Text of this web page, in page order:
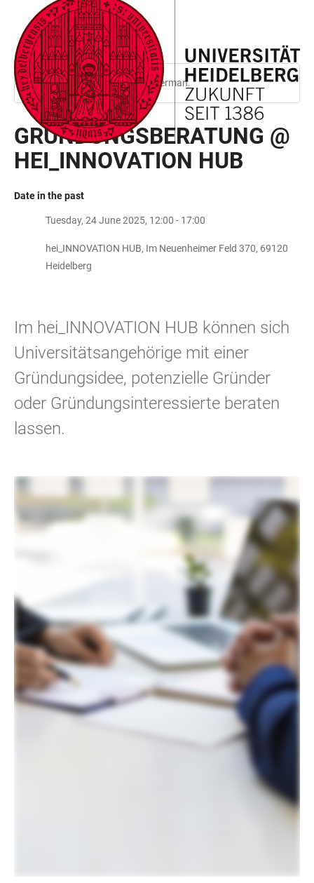
ACCESSIBILITY
LINKS
JUMP
TO
MAIN
CONTENT
OPEN
MAIN
NAVIGATION
OPEN
SEARCH
FORM
This page is only available in German.
GRÜNDUNGSBERATUNG @
HEI_INNOVATION HUB
Date in the past
Tuesday, 24 June 2025, 12:00 - 17:00
hei_INNOVATION HUB, Im Neuenheimer Feld 370, 69120
Heidelberg
Im hei_INNOVATION HUB können sich
Universitätsangehörige mit einer
Gründungsidee, potenzielle Gründer
oder Gründungsinteressierte beraten
lassen.